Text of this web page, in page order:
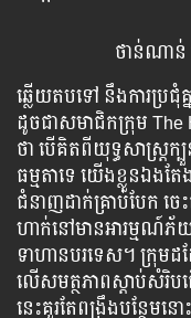
ថាន់ណាន់
ឆ្លើយ​តប​ទៅ​ នឹង​ការ​ប្រជុំ​
ដូចជា​សមាជិក​ក្រុម​ The
ថា បើ​គិត​ពី​យុទ្ធសាស្ត្រ​ក្
ធម្មតា​ទេ យើង​ខ្លួន​ឯង​
ជំនាញ​ដាក់​គ្រាប់​បែក ចេ
ហាក់​នៅ​មាន​អារម្មណ៍​ភ័
ទាហាន​បរទេស។ ក្រុម​
លើ​សមត្ថភាព​ស្ដាប់​សំរិប​
នេះ​គួរ​តែ​ពង្រឹង​បន្ថែម​